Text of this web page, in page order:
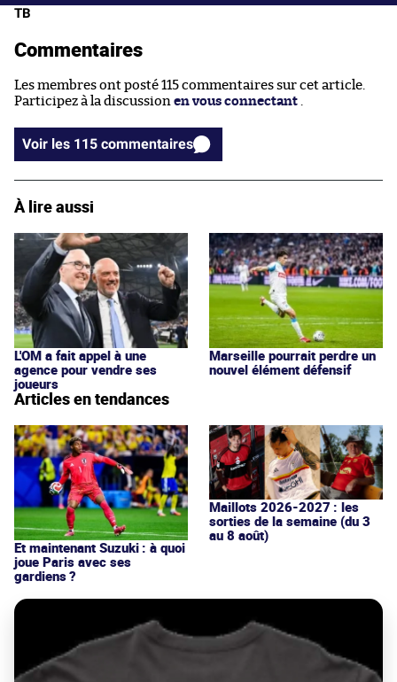
TB
Commentaires
Les membres ont posté 115 commentaires sur cet article.
Participez à la discussion en vous connectant
Voir les 115 commentaires
À lire aussi
L'OM a fait appel à une
agence pour vendre ses
joueurs
Marseille pourrait perdre un
nouvel élément défensif
Articles en tendances
Et maintenant Suzuki : à quoi
joue Paris avec ses
gardiens ?
Maillots 2026-2027 : les
sorties de la semaine (du 3
au 8 août)